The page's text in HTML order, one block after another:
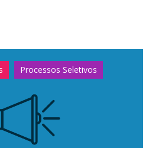
Processos Seletivos